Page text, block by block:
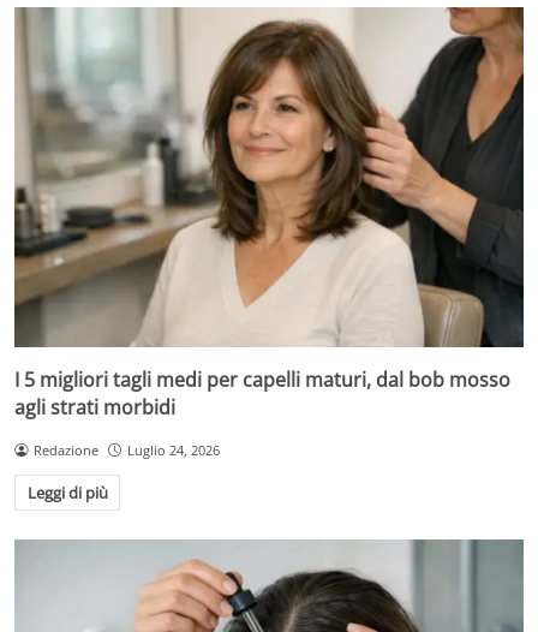
I 5 migliori tagli medi per capelli maturi, dal bob mosso
agli strati morbidi
Redazione Luglio 24, 2026
Leggi di più